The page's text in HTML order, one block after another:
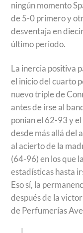
ningún momento
de 5-0 primero y
desventaja en
último periodo.
La inercia positiva
el inicio del cuarto
nuevo triple de
antes de irse al
ponían el 62-93 y
desde más allá del
al acierto de la
(64-96) en los que
estadísticas hasta
Eso sí, la
después de la
de Perfumerías